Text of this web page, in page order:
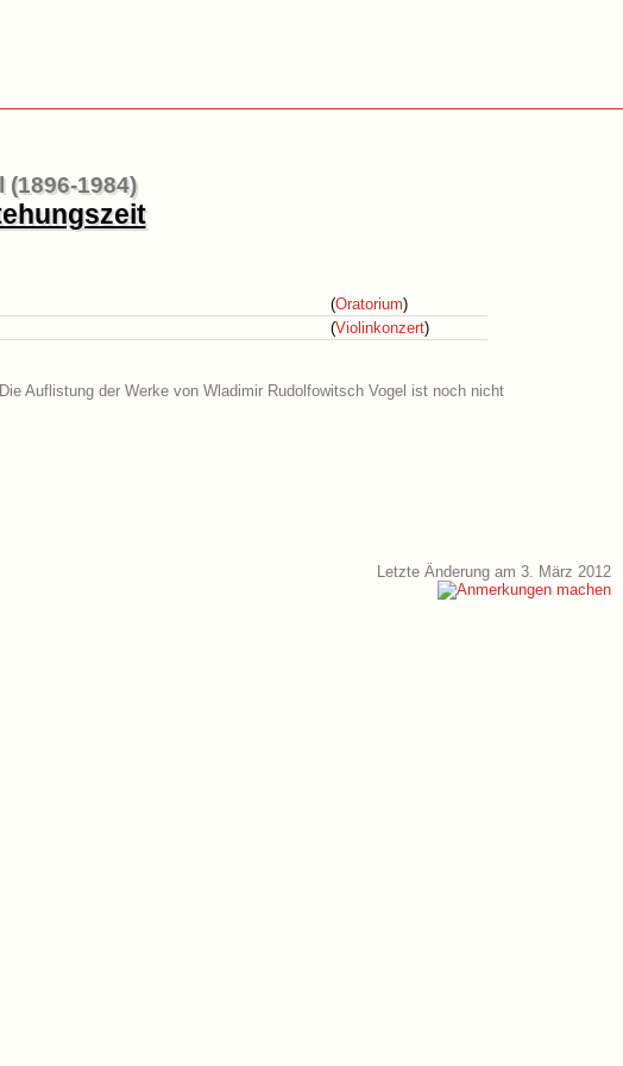
1984)
(Oratorium)
(Violinkonzert)
Auflistung der Werke von Wladimir Rudolfowitsch Vogel ist noch nicht
Letzte Änderung am 3. März 2012